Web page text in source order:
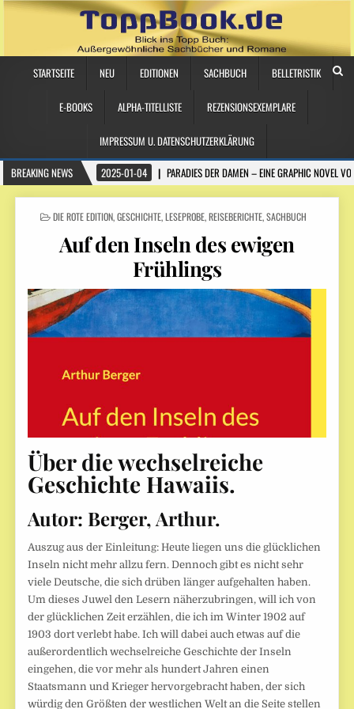
STARTSEITE NEU EDITIONEN SACHBUCH BELLETRISTIK
E-BOOKS ALPHA-TITELLISTE REZENSIONSEXEMPLARE
IMPRESSUM U. DATENSCHUTZERKLÄRUNG
BREAKING NEWS
2025-01-04 PARADIES DER DAMEN – EINE GRAPHIC NOVEL
POSTED
DIE ROTE EDITION,GESCHICHTE,LESEPROBE,REISEBERICHTE,SACHBUCH
Auf den Inseln des ewigen
Frühlings
Über die wechselreiche
Geschichte Hawaiis.
Autor: Berger, Arthur.
Auszug aus der Einleitung: Heute liegen uns die glücklichen
Inseln nicht mehr allzu fern. Dennoch gibt es nicht sehr
viele Deutsche, die sich drüben länger aufgehalten haben.
Um dieses Juwel den Lesern näherzubringen, will ich von
der glücklichen Zeit erzählen, die ich im Winter 1902 auf
1903 dort verlebt habe. Ich will dabei auch etwas auf die
außerordentlich wechselreiche Geschichte der Inseln
eingehen, die vor mehr als hundert Jahren einen
Staatsmann und Krieger hervorgebracht haben, der sich
würdig den Größten der westlichen Welt an die Seite stellen